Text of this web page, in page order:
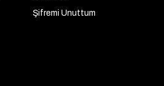
Şifremi Unuttum